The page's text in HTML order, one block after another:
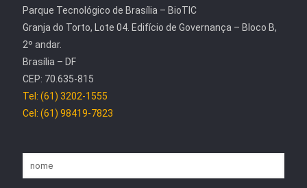
Parque Tecnológico de Brasília – BioTIC
Granja do Torto, Lote 04. Edifício de Governança – Bloco B,
2º andar.
Brasília – DF
CEP: 70.635-815
Tel: (61) 3202-1555
Cel: (61) 98419-7823